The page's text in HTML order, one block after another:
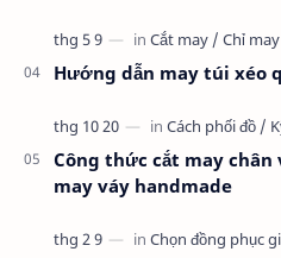
Hướng dẫn may túi xéo
Công thức cắt may chân
may váy handmade